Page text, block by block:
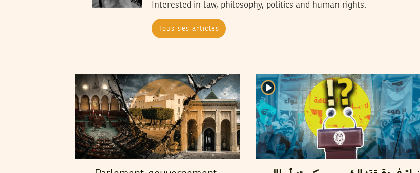
Interested in law, philosophy, politics and human rights.
Tous ses articles